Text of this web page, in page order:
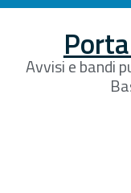
Avvisi e bandi